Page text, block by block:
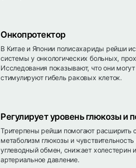
Онкопротектор
В Китае и Японии полисахариды рейши
системы у онкологических больных,
Исследования показывают, что они
стимулируют гибель раковых клеток.
Регулирует уровень глюкозы и
Тритерпены рейши помогают расширить
метаболизм глюкозы и
углеводный обмен, снижает холестерин
артериальное давление.